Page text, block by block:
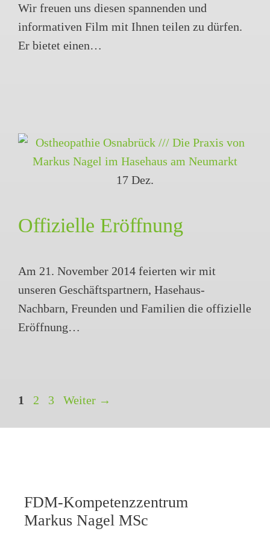
Wir freuen uns diesen spannenden und
informativen Film mit Ihnen teilen zu dürfen.
Er bietet einen…
17 Dez.
Offizielle Eröffnung
Am 21. November 2014 feierten wir mit
unseren Geschäftspartnern, Hasehaus-
Nachbarn, Freunden und Familien die offizielle
Eröffnung…
Beitrags-
Seite
1 Seite
2 Seite
3 Weiter →
FDM-Kompetenzzentrum
Markus Nagel MSc